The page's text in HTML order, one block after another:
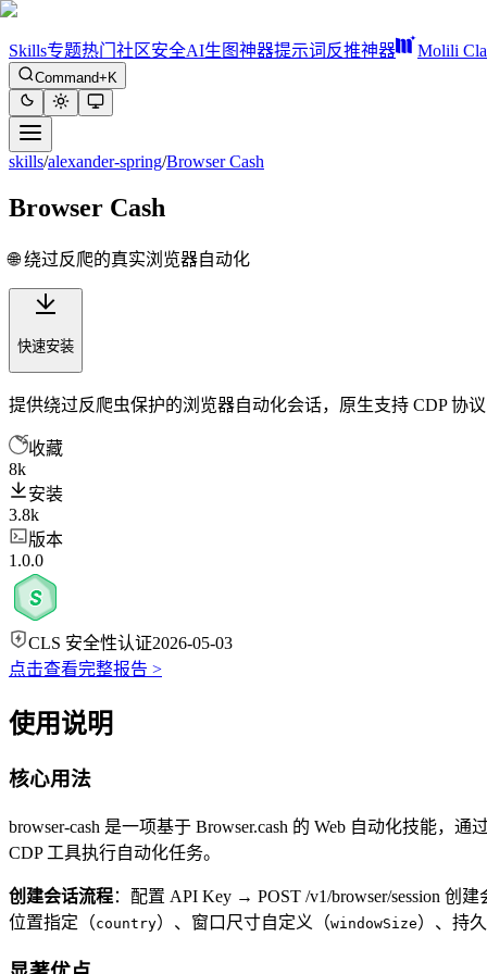
Skills专题热门 社区安全AI生图神器提示词反推神器 Molili
Command+K
skills/alexander-spring/Browser Cash
Browser Cash
🌐 绕过反爬的真实浏览器自动化
快速安装
提供绕过反爬虫保护的浏览器自动化会话，原生支持 CDP 协
收藏
8k
安装
3.8k
版本
1.0.0
CLS 安全性认证2026-05-03
点击查看完整报告 >
使用说明
核心用法
browser-cash 是一项基于 Browser.cash 的 Web 自动化技能，
CDP 工具执行自动化任务。
创建会话流程：配置 API Key → POST /v1/browser/session 创
位置指定（country）、窗口尺寸自定义（windowSize）、持